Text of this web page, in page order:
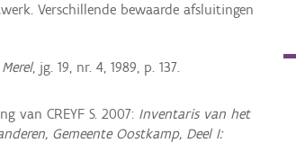
Verschillende bewaarde afsluitingen
, jg. 19, nr. 4, 1989, p. 137.
van CREYF S. 2007: Inventaris van het
Gemeente Oostkamp, Deel I: